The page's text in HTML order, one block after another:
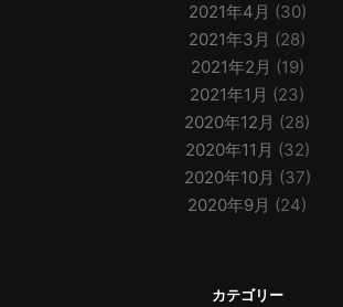
2021年4月 (30)
2021年3月 (28)
2021年2月 (19)
2021年1月 (23)
2020年12月 (28)
2020年11月 (32)
2020年10月 (37)
2020年9月 (24)
カテゴリー